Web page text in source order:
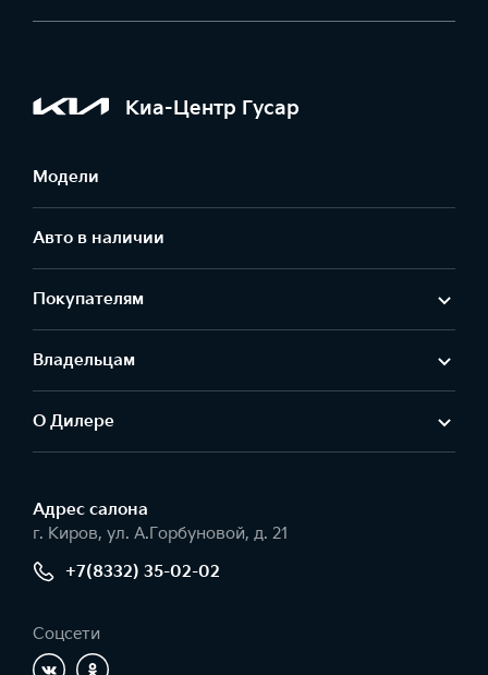
Киа-Центр Гусар
Модели
Авто в наличии
Покупателям
Владельцам
О Дилере
Адрес салонa
г. Киров, ул. А.Горбуновой, д. 21
+7(8332) 35-02-02
Соцсети